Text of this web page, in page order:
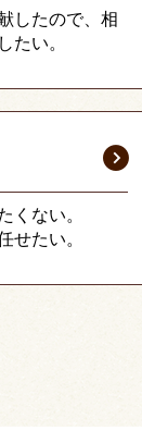
したので、相
たい。
くない。
せたい。